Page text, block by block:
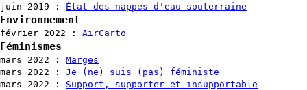
juin 2019
: État des nappes d'eau souterraine
Environnement
février 2022 : AirCarto
Féminismes
mars 2022 :
Marges
mars 2022
:
Je (ne) suis (pas) féministe
mars 2022
:
Support, supporter et insupportable